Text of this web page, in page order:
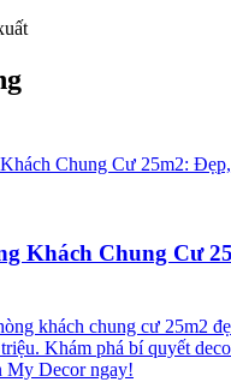
Khách Chung Cư
khách chung cư 25m2
Khám phá bí quyết
My Decor ngay!